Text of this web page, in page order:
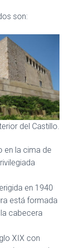
son:
del Castillo.
en la cima de
en 1940
está formada
cabecera
XIX con